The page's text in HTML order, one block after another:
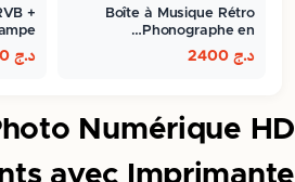
Boîte à Musique Rétro
Phonographe en…
د.ج
+
د.ج
Numérique HD
avec Imprimante